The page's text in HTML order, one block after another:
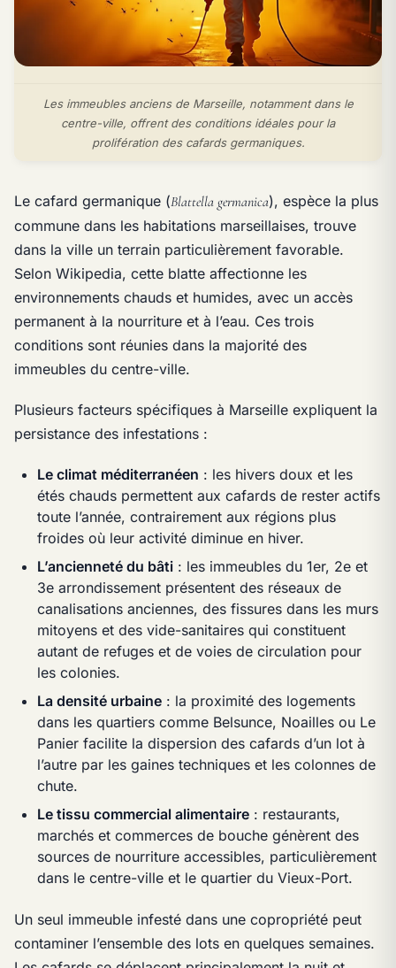
Les immeubles anciens de Marseille, notamment dans le
centre-ville, offrent des conditions idéales pour la
prolifération des cafards germaniques.
Le cafard germanique (Blattella germanica), espèce la plus
commune dans les habitations marseillaises, trouve
dans la ville un terrain particulièrement favorable.
Selon Wikipedia, cette blatte affectionne les
environnements chauds et humides, avec un accès
permanent à la nourriture et à l’eau. Ces trois
conditions sont réunies dans la majorité des
immeubles du centre-ville.
Plusieurs facteurs spécifiques à Marseille expliquent la
persistance des infestations :
Le climat méditerranéen : les hivers doux et les
étés chauds permettent aux cafards de rester actifs
toute l’année, contrairement aux régions plus
froides où leur activité diminue en hiver.
L’ancienneté du bâti: les immeubles du 1er, 2e et
3e arrondissement présentent des réseaux de
canalisations anciennes, des fissures dans les murs
mitoyens et des vide-sanitaires qui constituent
autant de refuges et de voies de circulation pour
les colonies.
La densité urbaine: la proximité des logements
dans les quartiers comme Belsunce, Noailles ou Le
Panier facilite la dispersion des cafards d’un lot à
l’autre par les gaines techniques et les colonnes de
chute.
Le tissu commercial alimentaire: restaurants,
marchés et commerces de bouche génèrent des
sources de nourriture accessibles, particulièrement
dans le centre-ville et le quartier du Vieux-Port.
Un seul immeuble infesté dans une copropriété peut
contaminer l’ensemble des lots en quelques semaines.